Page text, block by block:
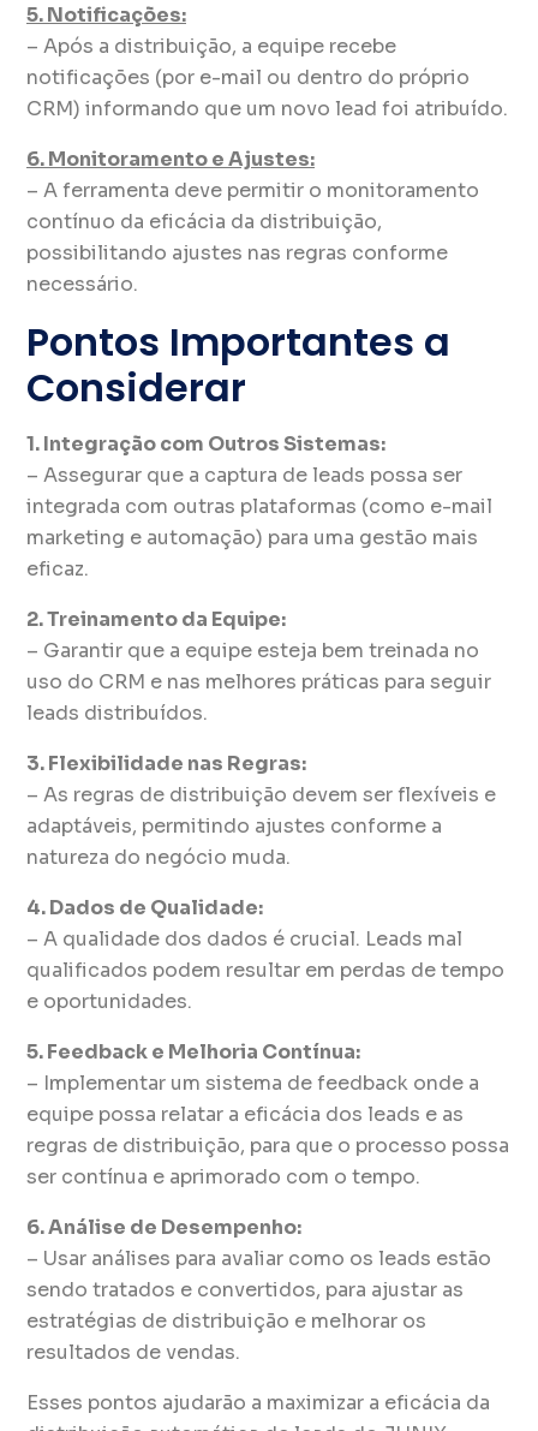
5. Notificações:
– Após a distribuição, a equipe recebe
notificações (por e-mail ou dentro do próprio
CRM) informando que um novo lead foi atribuído.
6. Monitoramento e Ajustes:
– A ferramenta deve permitir o monitoramento
contínuo da eficácia da distribuição,
possibilitando ajustes nas regras conforme
necessário.
Pontos Importantes a
Considerar
1. Integração com Outros Sistemas:
– Assegurar que a captura de leads possa ser
integrada com outras plataformas (como e-mail
marketing e automação) para uma gestão mais
eficaz.
2. Treinamento da Equipe:
– Garantir que a equipe esteja bem treinada no
uso do CRM e nas melhores práticas para seguir
leads distribuídos.
3. Flexibilidade nas Regras:
– As regras de distribuição devem ser flexíveis e
adaptáveis, permitindo ajustes conforme a
natureza do negócio muda.
4. Dados de Qualidade:
– A qualidade dos dados é crucial. Leads mal
qualificados podem resultar em perdas de tempo
e oportunidades.
5. Feedback e Melhoria Contínua:
– Implementar um sistema de feedback onde a
equipe possa relatar a eficácia dos leads e as
regras de distribuição, para que o processo possa
ser contínua e aprimorado com o tempo.
6. Análise de Desempenho:
– Usar análises para avaliar como os leads estão
sendo tratados e convertidos, para ajustar as
estratégias de distribuição e melhorar os
resultados de vendas.
Esses pontos ajudarão a maximizar a eficácia da